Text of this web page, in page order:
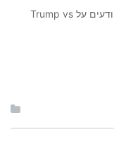
כל החדשות על "Trump vs Biden" מה אנחנו יודעים על Trump vs